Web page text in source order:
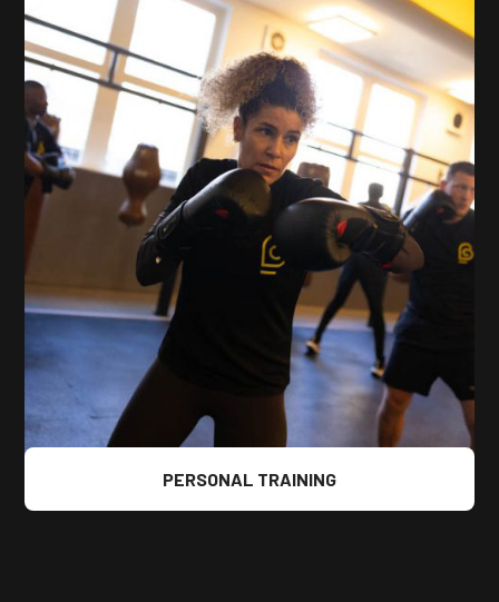
PERSONAL TRAINING